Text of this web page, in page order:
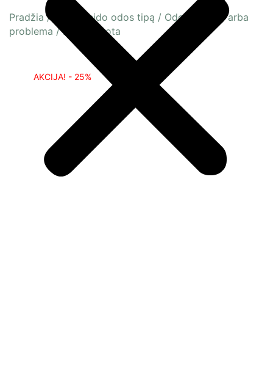
Pradžia/ Pagal veido odos tipą / Odos būsena arba
problema /Dehitratuota
AKCIJA! - 25%